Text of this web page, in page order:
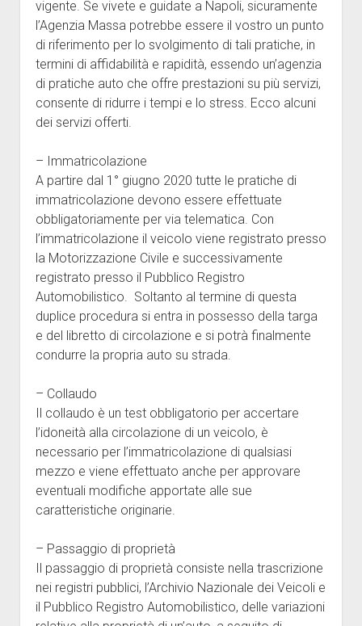
vigente. Se vivete e guidate a Napoli, sicuramente
l’Agenzia Massa potrebbe essere il vostro un punto
di riferimento per lo svolgimento di tali pratiche, in
termini di affidabilità e rapidità, essendo un’agenzia
di pratiche auto che offre prestazioni su più servizi,
consente di ridurre i tempi e lo stress. Ecco alcuni
dei servizi offerti.
– Immatricolazione
A partire dal 1° giugno 2020 tutte le pratiche di
immatricolazione devono essere effettuate
obbligatoriamente per via telematica. Con
l’immatricolazione il veicolo viene registrato presso
la Motorizzazione Civile e successivamente
registrato presso il Pubblico Registro
Automobilistico. Soltanto al termine di questa
duplice procedura si entra in possesso della targa
e del libretto di circolazione e si potrà finalmente
condurre la propria auto su strada.
– Collaudo
Il collaudo è un test obbligatorio per accertare
l’idoneità alla circolazione di un veicolo, è
necessario per l’immatricolazione di qualsiasi
mezzo e viene effettuato anche per approvare
eventuali modifiche apportate alle sue
caratteristiche originarie.
– Passaggio di proprietà
Il passaggio di proprietà consiste nella trascrizione
nei registri pubblici, l’Archivio Nazionale dei Veicoli e
il Pubblico Registro Automobilistico, delle variazioni